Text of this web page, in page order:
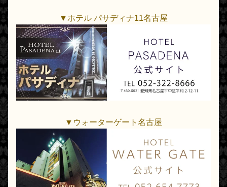
▼ホテル パサディナ11名古屋
▼ウォーターゲート名古屋